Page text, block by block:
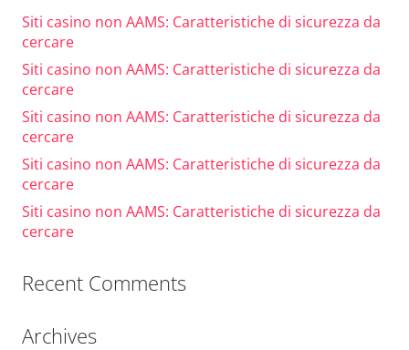
Siti casino non AAMS: Caratteristiche di sicurezza da
cercare
Siti casino non AAMS: Caratteristiche di sicurezza da
cercare
Siti casino non AAMS: Caratteristiche di sicurezza da
cercare
Siti casino non AAMS: Caratteristiche di sicurezza da
cercare
Siti casino non AAMS: Caratteristiche di sicurezza da
cercare
Recent Comments
Archives